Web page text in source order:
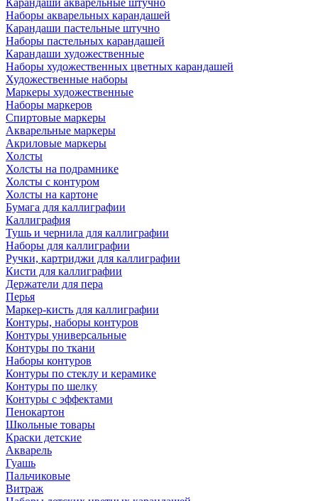
Карандаши акварельные штучно
Наборы акварельных карандашей
Карандаши пастельные штучно
Наборы пастельных карандашей
Карандаши художественные
Наборы художественных цветных карандашей
Художественные наборы
Маркеры художественные
Наборы маркеров
Спиртовые маркеры
Акварельные маркеры
Акриловые маркеры
Холсты
Холсты на подрамнике
Холсты с контуром
Холсты на картоне
Бумага для каллиграфии
Каллиграфия
Тушь и чернила для каллиграфии
Наборы для каллиграфии
Ручки, картриджи для каллиграфии
Кисти для каллиграфии
Держатели для пера
Перья
Маркер-кисть для каллиграфии
Контуры, наборы контуров
Контуры универсальные
Контуры по ткани
Наборы контуров
Контуры по стеклу и керамике
Контуры по шелку
Контуры с эффектами
Пенокартон
Школьные товары
Краски детские
Акварель
Гуашь
Пальчиковые
Витраж